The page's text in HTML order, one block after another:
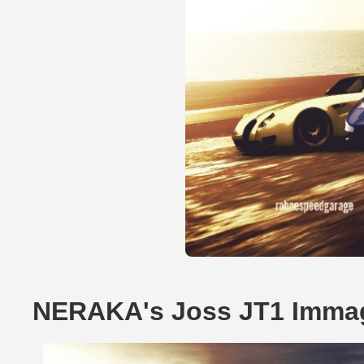
NERAKA's Joss JT1